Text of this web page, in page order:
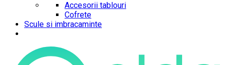
Accesorii tablouri
Cofrete
Scule si imbracaminte